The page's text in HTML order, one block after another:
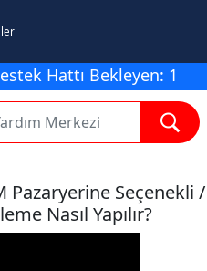
Hattı Bekleyen: 1
Pazaryerine Seçenekli /
Nasıl Yapılır?